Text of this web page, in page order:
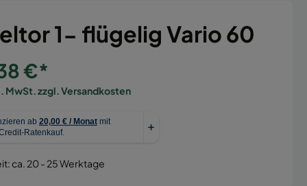
1- flügelig Vario 60
€*
MwSt. zzgl. Versandkosten
ca. 20 - 25 Werktage